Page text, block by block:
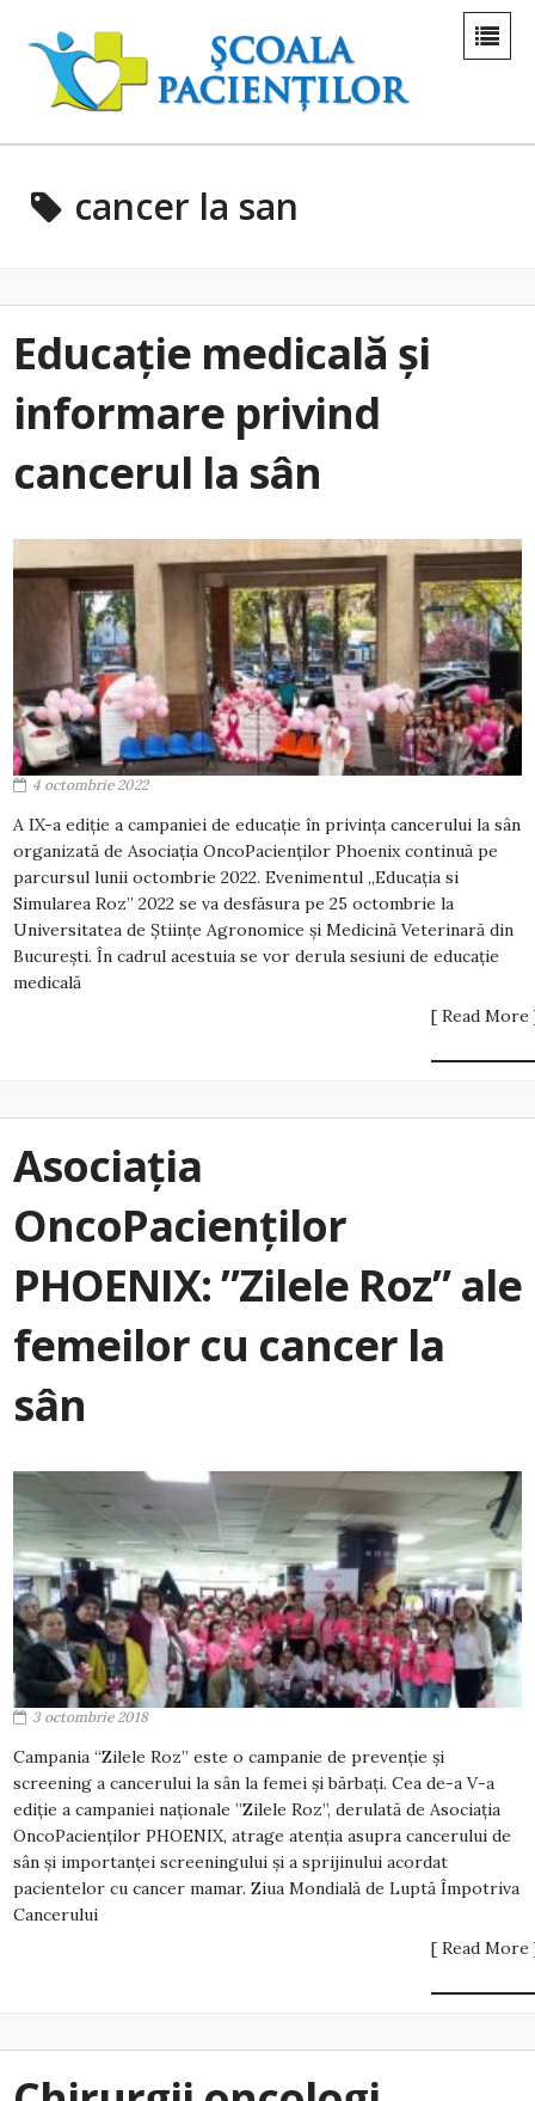
cancer la san
Educație medicală și
informare privind
cancerul la sân
4 octombrie 2022
A IX-a ediție a campaniei de educație în privința cancerului la sân
organizată de Asociația OncoPacienților Phoenix continuă pe
parcursul lunii octombrie 2022. Evenimentul „Educația si
Simularea Roz” 2022 se va desfăsura pe 25 octombrie la
Universitatea de Științe Agronomice și Medicină Veterinară din
București. În cadrul acestuia se vor derula sesiuni de educație
medicală
[ Read More
Asociația
OncoPacienților
PHOENIX: ”Zilele Roz” ale
femeilor cu cancer la
sân
3 octombrie 2018
Campania “Zilele Roz” este o campanie de prevenție și
screening a cancerului la sân la femei și bărbați. Cea de-a V-a
ediție a campaniei naționale ”Zilele Roz”, derulată de Asociația
OncoPacienților PHOENIX, atrage atenția asupra cancerului de
sân și importanței screeningului și a sprijinului acordat
pacientelor cu cancer mamar. Ziua Mondială de Luptă Împotriva
Cancerului
[ Read More